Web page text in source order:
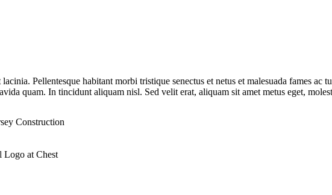
Pellentesque habitant morbi tristique senectus et netus et malesuada fames ac
quam. In tincidunt aliquam nisl. Sed velit erat, aliquam sit amet metus eget,
Construction
Logo at Chest